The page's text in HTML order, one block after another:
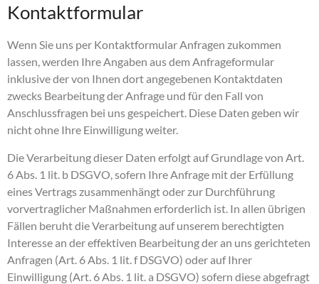
Kontaktformular
Wenn Sie uns per Kontaktformular Anfragen zukommen
lassen, werden Ihre Angaben aus dem Anfrageformular
inklusive der von Ihnen dort angegebenen Kontaktdaten
zwecks Bearbeitung der Anfrage und für den Fall von
Anschlussfragen bei uns gespeichert. Diese Daten geben wir
nicht ohne Ihre Einwilligung weiter.
Die Verarbeitung dieser Daten erfolgt auf Grundlage von Art.
6 Abs. 1 lit. b DSGVO, sofern Ihre Anfrage mit der Erfüllung
eines Vertrags zusammenhängt oder zur Durchführung
vorvertraglicher Maßnahmen erforderlich ist. In allen übrigen
Fällen beruht die Verarbeitung auf unserem berechtigten
Interesse an der effektiven Bearbeitung der an uns gerichteten
Anfragen (Art. 6 Abs. 1 lit. f DSGVO) oder auf Ihrer
Einwilligung (Art. 6 Abs. 1 lit. a DSGVO) sofern diese abgefragt